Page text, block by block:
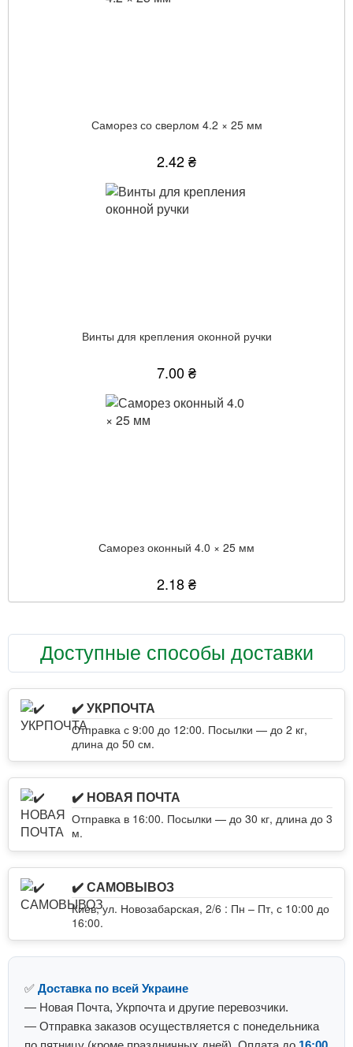
Саморез со сверлом 4.2 × 25 мм
2.42 ₴
Винты для крепления оконной ручки
7.00 ₴
Саморез оконный 4.0 × 25 мм
2.18 ₴
Доступные способы доставки
✔️ УКРПОЧТА
Отправка с 9:00 до 12:00. Посылки — до 2 кг,
длина до 50 см.
✔️ НОВАЯ ПОЧТА
Отправка в 16:00. Посылки — до 30 кг, длина до 3
м.
✔️ САМОВЫВОЗ
Киев, ул. Новозабарская, 2/6 : Пн – Пт, с 10:00 до
16:00.
✅ Доставка по всей Украине
— Новая Почта, Укрпочта и другие перевозчики.
— Отправка заказов осуществляется с понедельника